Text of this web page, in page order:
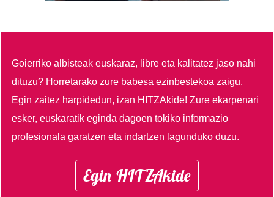
Goierriko albisteak euskaraz, libre eta kalitatez jaso nahi
dituzu? Horretarako zure babesa ezinbestekoa zaigu.
Egin zaitez harpidedun, izan HITZAkide!Zure ekarpenari
esker, euskaratik eginda dagoen tokiko informazio
profesionala garatzen eta indartzen lagunduko duzu.
Egin HITZAkide